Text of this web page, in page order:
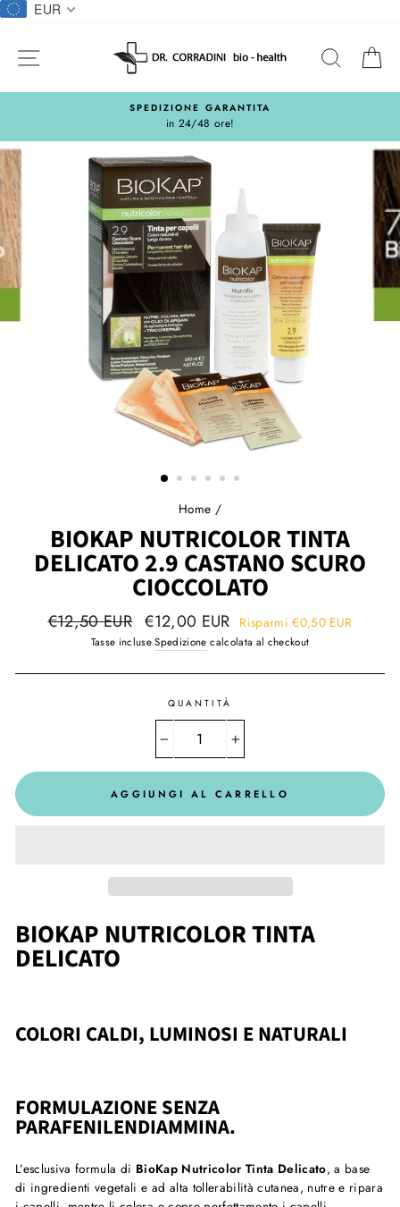
Salta
contentuto
EUR
NAVIGAZIONE DEL SITO CERCA
SPEDIZIONE GARANTITA
in 24/48 ore!
Home /
BIOKAP NUTRICOLOR TINTA
DELICATO 2.9 CASTANO SCURO
CIOCCOLATO
Prezzo
regolare
€12,50 EUR
Prezzo
speciale!
€12,00 EUR Risparmi€0,50 EUR
Tasse incluseSpedizione calcolata al checkout
QUANTITÀ
+
AGGIUNGI AL CARRELLO
BIOKAP NUTRICOLOR TINTA
DELICATO
COLORI CALDI, LUMINOSI E NATURALI
FORMULAZIONE SENZA
PARAFENILENDIAMMINA.
L’esclusiva formula di BioKap Nutricolor Tinta Delicato, a base
di ingredienti vegetali e ad alta tollerabilità cutanea, nutre e ripara